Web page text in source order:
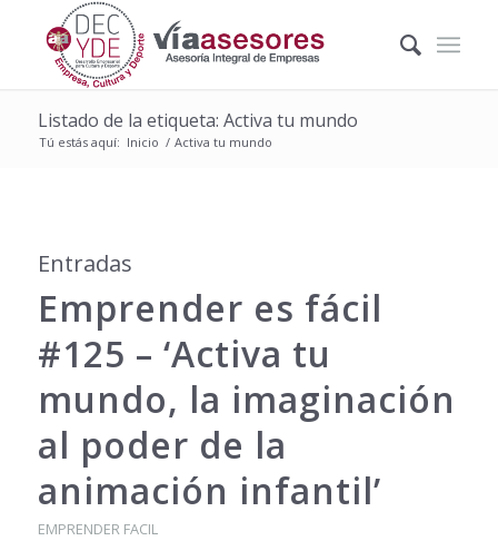
Listado de la etiqueta: Activa tu mundo
Tú estás aquí: Inicio / Activa tu mundo
Entradas
Emprender es fácil
#125 – ‘Activa tu
mundo, la imaginación
al poder de la
animación infantil’
EMPRENDER FACIL